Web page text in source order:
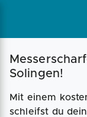
Solingen!
Mit einem
schleifst du